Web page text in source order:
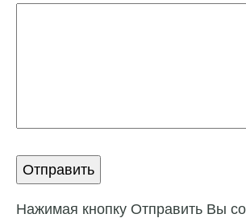
Нажимая кнопку Отправить Вы